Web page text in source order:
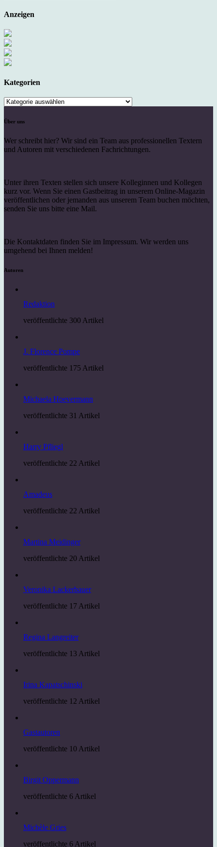
Anzeigen
Kategorien
Kategorien
Über uns
Wer schreibt hier? Wir sind ein Team aus professionellen Textern
und Autoren mit verschiedenen Fachrichtungen.
Unter ihren Texten stellen sich unsere Kolleginnen und Kollegen
kurz vor. Wenn Sie einen Gastbeitrag in unserem Online-Magazin
veröffentlichen oder jemanden aus unserem Team buchen möchten,
senden Sie uns bitte eine Mail.
Die Kontaktdaten finden Sie im Impressum. Wir werden uns
umgehend bei Ihnen melden!
Autoren
Redaktion
veröffentlichte 300 Artikel
J. Florence Pompe
veröffentlichte 175 Artikel
Michaela Hoevermann
veröffentlichte 31 Artikel
Harry Pfliegl
veröffentlichte 22 Artikel
Amadeus
veröffentlichte 22 Artikel
Martina Meidinger
veröffentlichte 20 Artikel
Veronika Lackerbauer
veröffentlichte 17 Artikel
Regina Langreiter
veröffentlichte 13 Artikel
Irina Kapatschinski
veröffentlichte 12 Artikel
Gastautoren
veröffentlichte 10 Artikel
Birgit Oppermann
veröffentlichte 6 Artikel
Michèle Gries
veröffentlichte 6 Artikel